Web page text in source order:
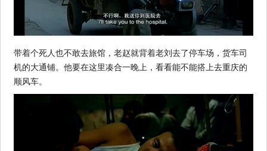
带着个死人也不敢去旅馆，老赵就背着老刘去了停车场，货车司
机的大通铺。他要在这里凑合一晚上，看看能不能搭上去重庆的
顺风车。